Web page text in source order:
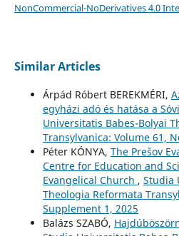
NonCommercial-NoDerivatives 4.0
Similar Articles
Árpád Róbert BEREKMÉRI,
egyházi adó és hatása a
Universitatis Babes-Bolyai
Transylvanica: Volume 61,
Péter KÓNYA, The Prešov
Centre for Education and
Evangelical Church , Studia
Theologia Reformata
Supplement 1, 2025
Balázs SZABÓ,